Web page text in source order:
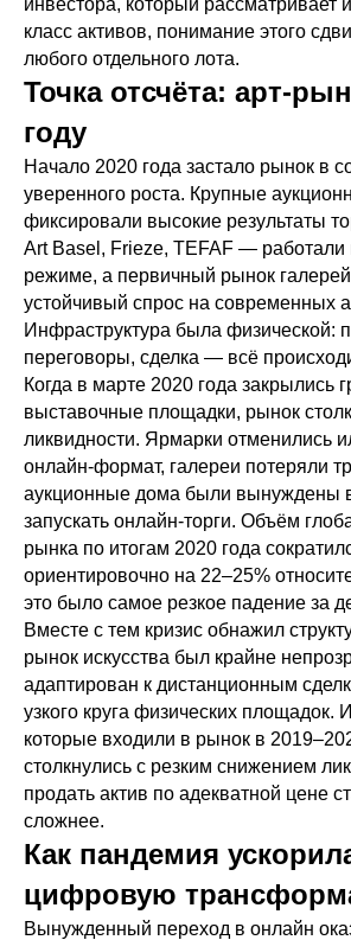
инвестора, который рассматривает
класс активов, понимание этого
любого отдельного лота.
Точка отсчёта: арт-
году
Начало 2020 года застало рынок в
уверенного роста. Крупные
фиксировали высокие результаты
Art Basel, Frieze, TEFAF — работали
режиме, а первичный рынок
устойчивый спрос на современных
Инфраструктура была физической:
переговоры, сделка — всё
Когда в марте 2020 года закрылись
выставочные площадки, рынок
ликвидности. Ярмарки отменились
онлайн-формат, галереи потеряли
аукционные дома были вынуждены
запускать онлайн-торги. Объём
рынка по итогам 2020 года
ориентировочно на 22–25%
это было самое резкое падение за
Вместе с тем кризис обнажил
рынок искусства был крайне
адаптирован к дистанционным
узкого круга физических площадок.
которые входили в рынок в
столкнулись с резким снижением
продать актив по адекватной цене
сложнее.
Как пандемия
цифровую
Вынужденный переход в онлайн